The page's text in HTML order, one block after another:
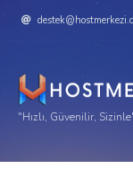
"Hızlı, Güvenilir,